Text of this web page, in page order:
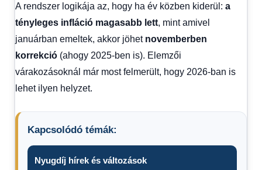
A rendszer logikája az, hogy ha év közben kiderül: a
tényleges infláció magasabb lett, mint amivel
januárban emeltek, akkor jöhet novemberben
korrekció (ahogy 2025-ben is). Elemzői
várakozásoknál már most felmerült, hogy 2026-ban is
lehet ilyen helyzet.
Kapcsolódó témák:
Nyugdíj hírek és változások